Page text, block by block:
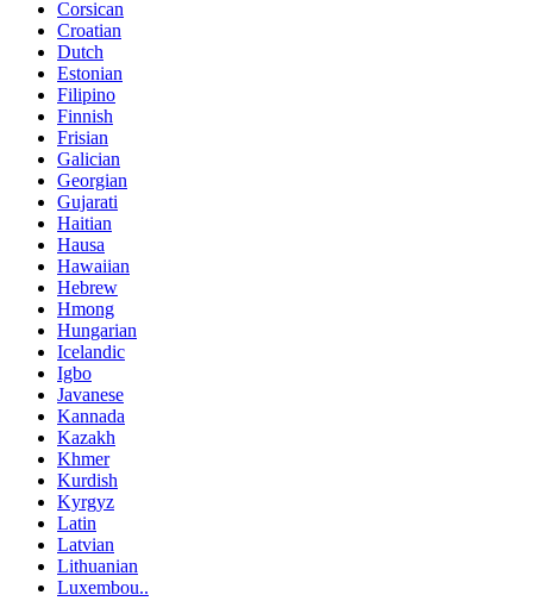
Corsican
Croatian
Dutch
Estonian
Filipino
Finnish
Frisian
Galician
Georgian
Gujarati
Haitian
Hausa
Hawaiian
Hebrew
Hmong
Hungarian
Icelandic
Igbo
Javanese
Kannada
Kazakh
Khmer
Kurdish
Kyrgyz
Latin
Latvian
Lithuanian
Luxembou..